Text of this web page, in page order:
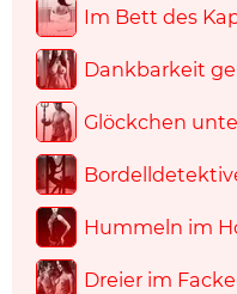
Im Bett des
Dankbarkeit
Glöckchen
Hummeln im
Dreier im